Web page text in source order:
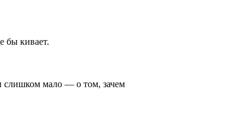
бы кивает.
слишком мало — о том, зачем